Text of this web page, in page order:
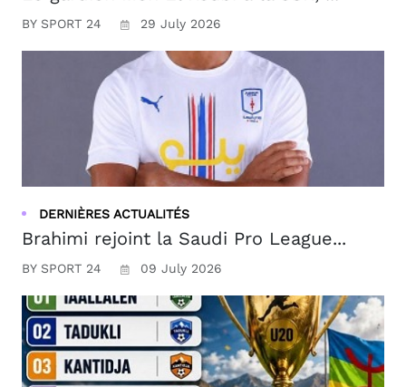
BY SPORT 24 29 July 2026
DERNIÈRES ACTUALITÉS
Brahimi rejoint la Saudi Pro League...
BY SPORT 24 09 July 2026